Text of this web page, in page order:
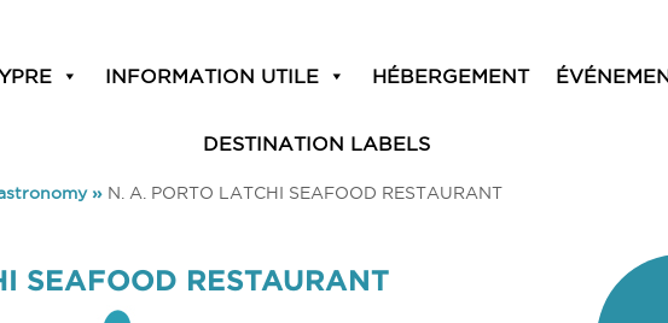
INFORMATION UTILE HÉBERGEMENT
DESTINATION LABELS
» N. A. PORTO LATCHI SEAFOOD RESTAURANT
SEAFOOD RESTAURANT